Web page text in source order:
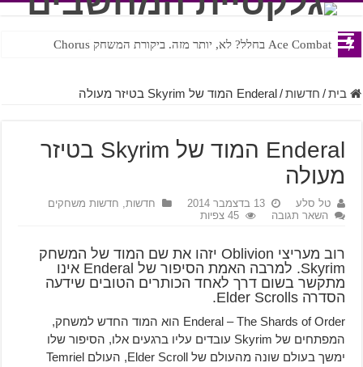
Ace Combat בחלל? לא, יותר מזה. ביקורת המשחק Chorus
Steven Universe והשירים שתורגמו בצורה נוראית לעברית
בית / חדשות / Enderal המוד של Skyrim בטיזר מעולה
Enderal המוד של Skyrim בטיזר
מעולה
טל סלע 13 בדצמבר 2014 חדשות, חדשות משחקים
השאר תגובה
45 צפיות
רוב מעריצי Oblivion יזהו את שם המוד של המשחק
Skyrim. למרבה האמת הסיפור של Enderal אינו
מתקשר בשום דרך לאחד הכותרים הטובים שידעה
הסדרה Elder Scrolls.
Enderal – The Shards of Order הוא המוד החדש למשחק,
המפתחים של Skyrim עובדים עליו ברגעים אלו, הסיפור שלו
ימשך בעולם שונה מהעולם של Elder Scroll, העולם Temriel